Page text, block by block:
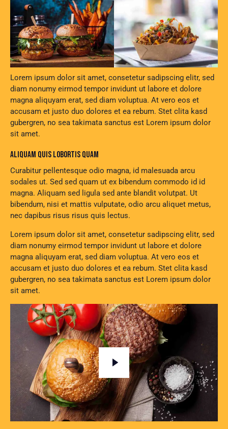
Lorem ipsum dolor sit amet, consetetur sadipscing elitr, sed
diam nonumy eirmod tempor invidunt ut labore et dolore
magna aliquyam erat, sed diam voluptua. At vero eos et
accusam et justo duo dolores et ea rebum. Stet clita kasd
gubergren, no sea takimata sanctus est Lorem ipsum dolor
sit amet.
ALIQUAM QUIS LOBORTIS QUAM
Curabitur pellentesque odio magna, id malesuada arcu
sodales ut. Sed sed quam ut ex bibendum commodo id id
magna. Aliquam sed ligula sed ante blandit volutpat. Ut
bibendum, nisi et mattis vulputate, odio arcu aliquet metus,
nec dapibus risus risus quis lectus.
Lorem ipsum dolor sit amet, consetetur sadipscing elitr, sed
diam nonumy eirmod tempor invidunt ut labore et dolore
magna aliquyam erat, sed diam voluptua. At vero eos et
accusam et justo duo dolores et ea rebum. Stet clita kasd
gubergren, no sea takimata sanctus est Lorem ipsum dolor
sit amet.